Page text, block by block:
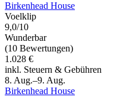
Birkenhead House
Voelklip
9,0/10
Wunderbar
(10 Bewertungen)
1.028 €
inkl. Steuern & Gebühren
8. Aug.–9. Aug.
Birkenhead House